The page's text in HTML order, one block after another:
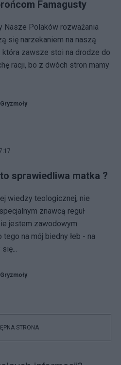
Famagusty
Nasze Polaków rozważania
się narzekaniem na naszą
zawsze stoi na drodze do
racji, bo z dwóch stron mamy
Gryzmoły
sprawiedliwa matka ?
wiedzy teologicznej, nie
znawcą reguł
jestem zawodowym
na mój biedny łeb - na
Gryzmoły
STRONA